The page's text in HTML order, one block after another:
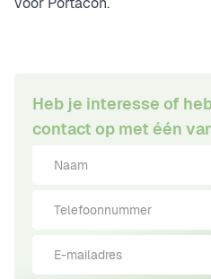
Heb je interesse of
contact op met één